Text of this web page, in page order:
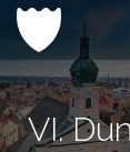
Ugrás
tartalomhoz
VI.